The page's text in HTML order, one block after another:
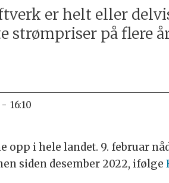
er helt eller
strømpriser på flere
- 16:10
i hele landet. 9. februar
siden desember 2022, ifølge